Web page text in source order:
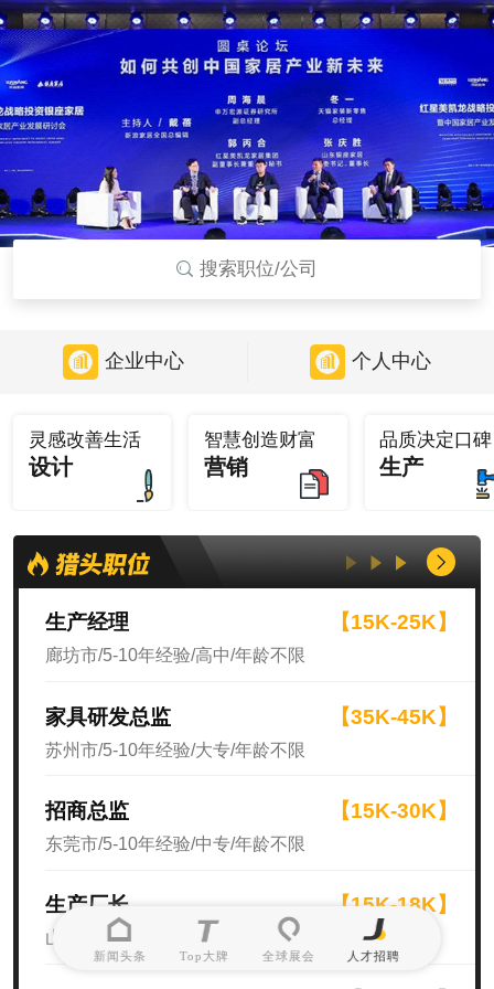
搜索职位/公司
企业中心 个人中心
灵感改善生活
设计
智慧创造财富
营销
品质决定口碑
生产
生产经理 【15K-25K】
廊坊市/5-10年经验/高中/年龄不限
家具研发总监 【35K-45K】
苏州市/5-10年经验/大专/年龄不限
招商总监 【15K-30K】
东莞市/5-10年经验/中专/年龄不限
生产厂长 【15K-18K】
山东省/10年以上经验/高中/年龄不限
新闻头条 Top大牌 全球展会 人才招聘